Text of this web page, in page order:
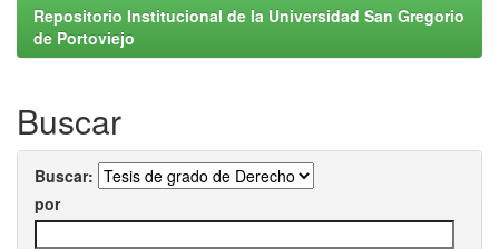
Repositorio Institucional de la Universidad San Gregorio
de Portoviejo
Buscar
Buscar:
por